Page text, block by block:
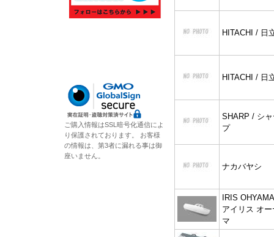
HITACHI / 日
HITACHI / 日
SHARP / シ
プ
ナカバヤシ
IRIS
アイリス オー
マ
ご購入情報はSSL暗号化通信によ
り保護されております。 お客様
の情報は、第3者に漏れる事は御
座いません。